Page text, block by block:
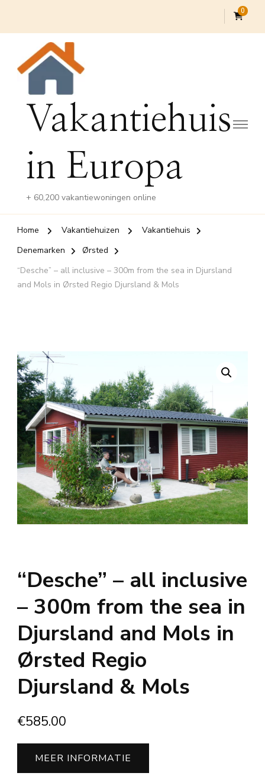
0
Vakantiehuis
in Europa
+ 60,200 vakantiewoningen online
Home Vakantiehuizen
Vakantiehuis
Denemarken
Ørsted
“Desche” – all inclusive – 300m from the sea in Djursland
and Mols in Ørsted Regio Djursland & Mols
“Desche” – all inclusive
– 300m from the sea in
Djursland and Mols in
Ørsted Regio
Djursland & Mols
€585.00
MEER INFORMATIE